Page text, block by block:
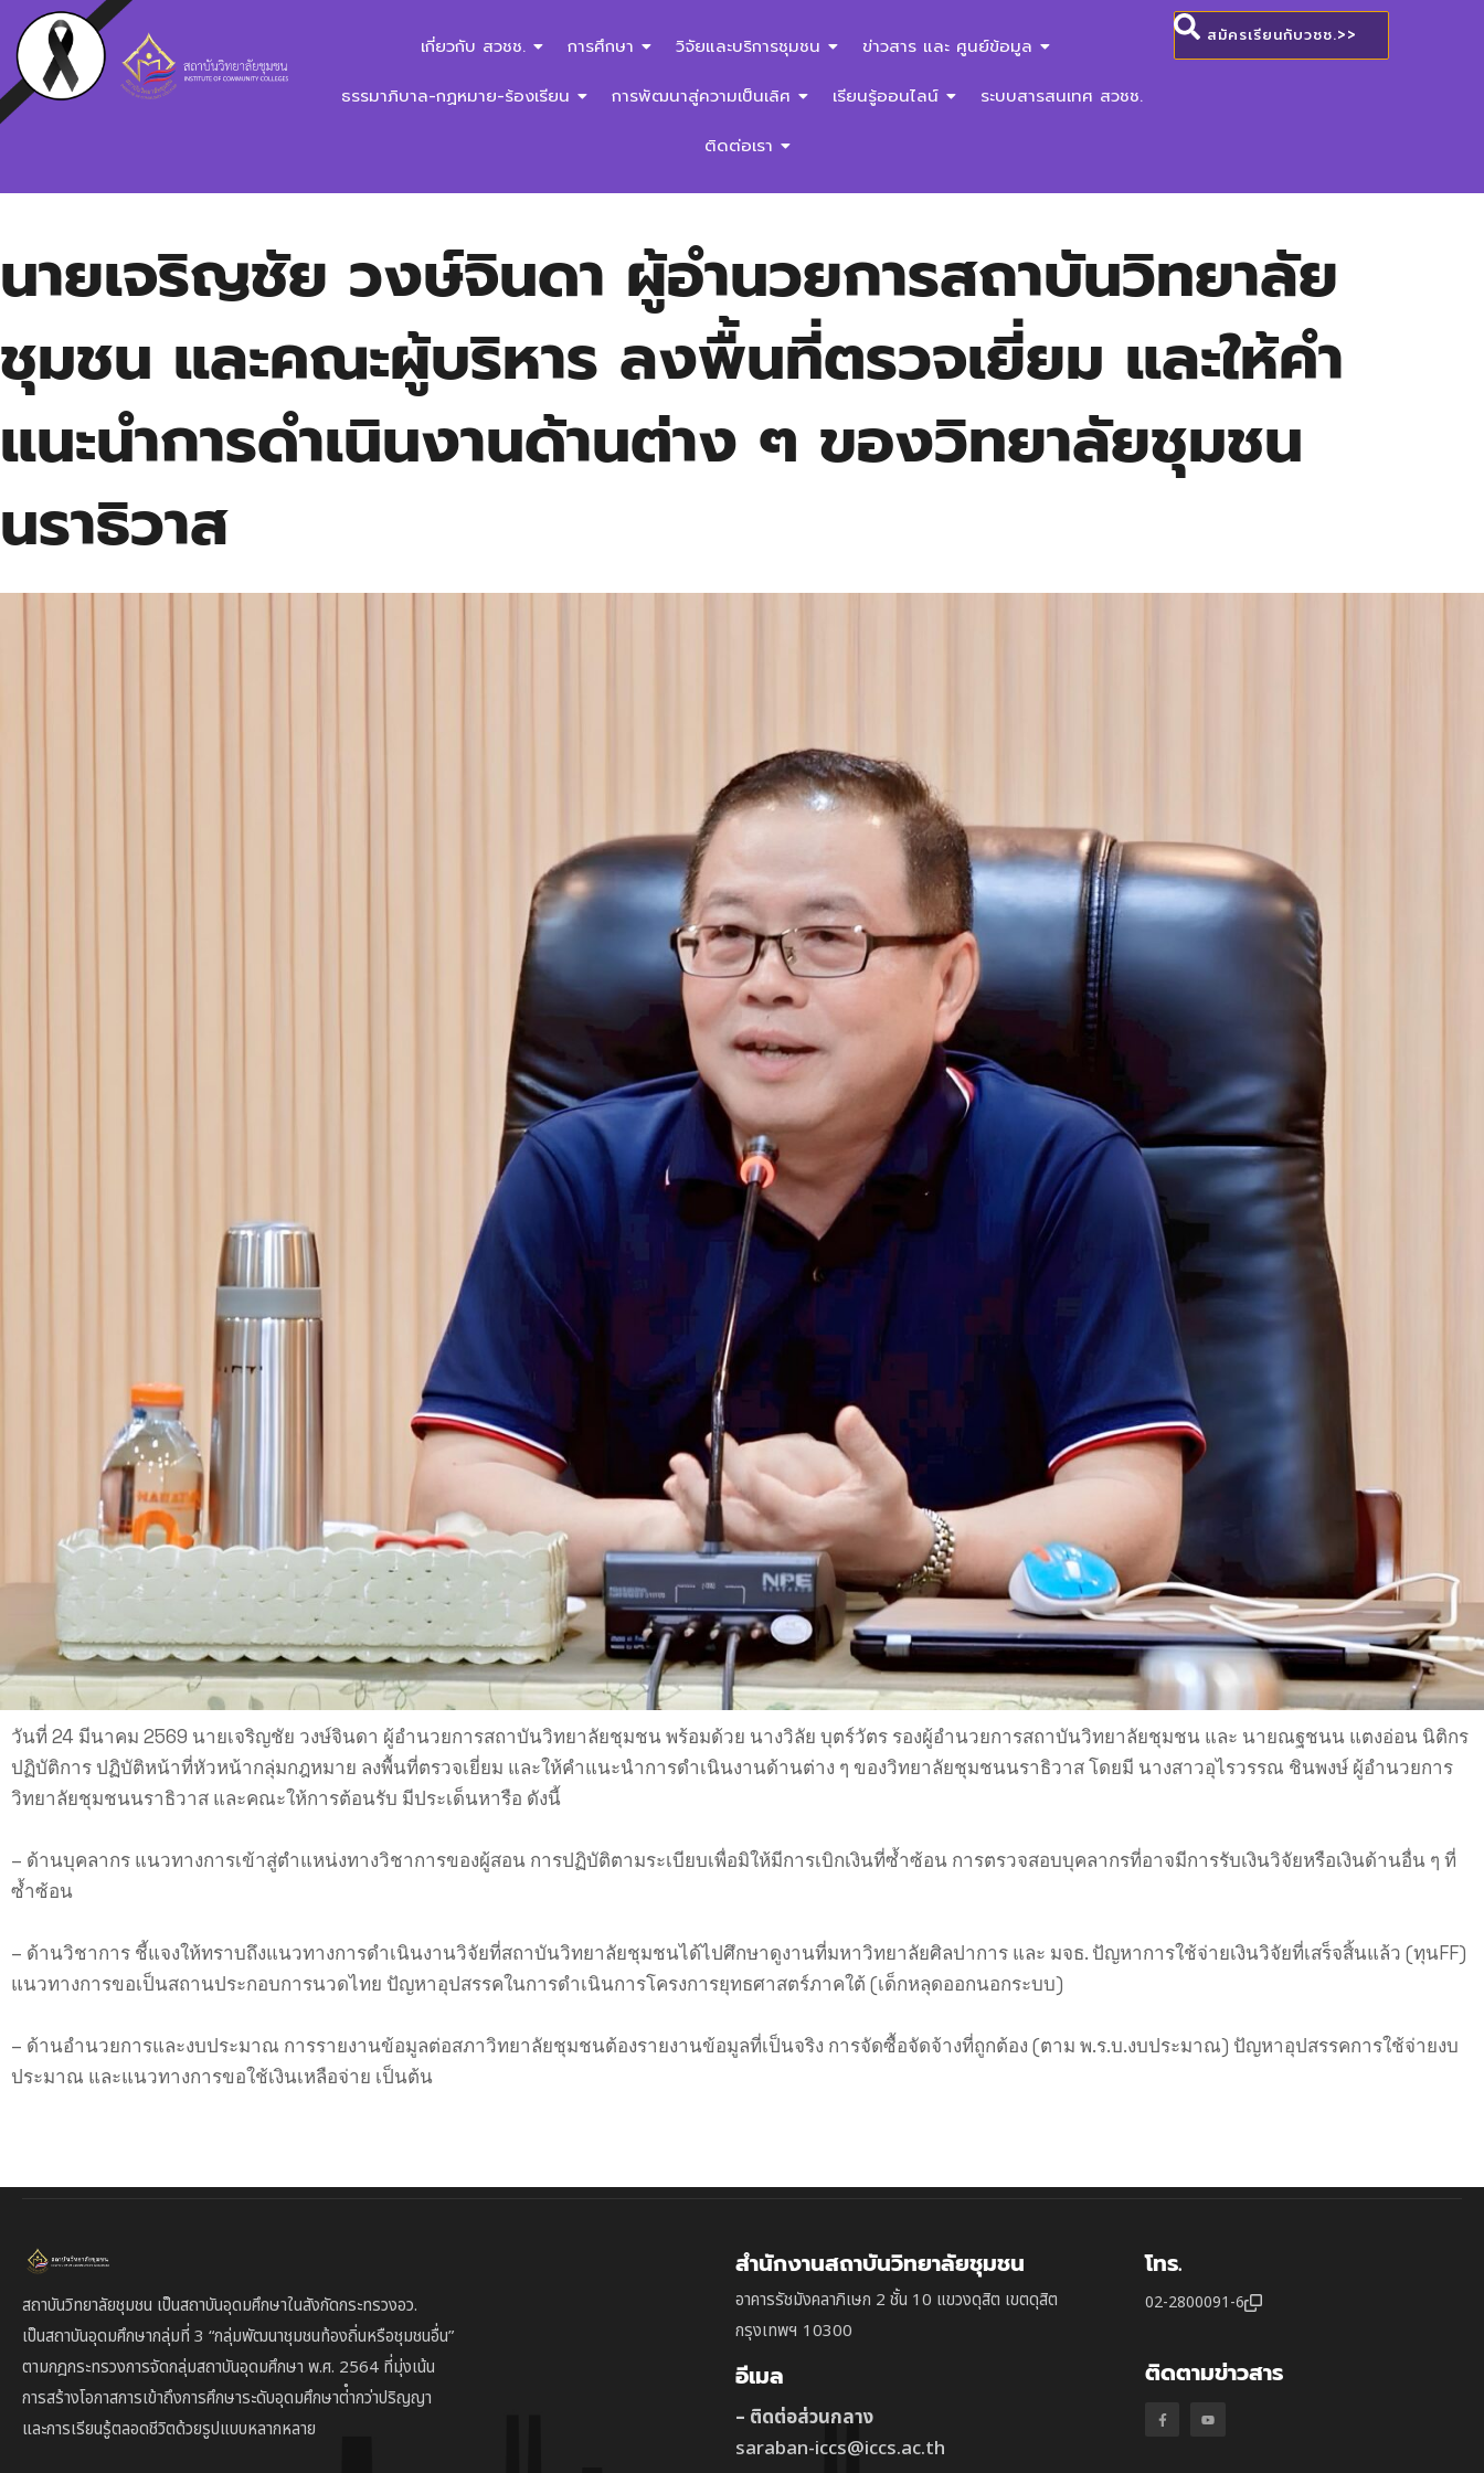
เกี่ยวกับ สวชช. การศึกษา วิจัยและบริการชุมชน ข่าวสาร และ ศูนย์ข้อมูล
ธรรมาภิบาล-กฏหมาย-ร้องเรียน การพัฒนาสู่ความเป็นเลิศ เรียนรู้ออนไลน์ ระบบสารสนเทศ สวชช.
ติดต่อเรา
สมัครเรียนกับวชช.>>
นายเจริญชัย วงษ์จินดา ผู้อำนวยการสถาบันวิทยาลัย
ชุมชน และคณะผู้บริหาร ลงพื้นที่ตรวจเยี่ยม และให้คำ
แนะนำการดำเนินงานด้านต่าง ๆ ของวิทยาลัยชุมชน
นราธิวาส
วันที่ 24 มีนาคม 2569 นายเจริญชัย วงษ์จินดา ผู้อำนวยการสถาบันวิทยาลัยชุมชน พร้อมด้วย นางวิลัย บุตร์วัตร รองผู้อำนวยการสถาบันวิทยาลัยชุมชน และ นายณฐชนน แตงอ่อน นิติกร
ปฏิบัติการ ปฏิบัติหน้าที่หัวหน้ากลุ่มกฎหมาย ลงพื้นที่ตรวจเยี่ยม และให้คำแนะนำการดำเนินงานด้านต่าง ๆ ของวิทยาลัยชุมชนนราธิวาส โดยมี นางสาวอุไรวรรณ ชินพงษ์ ผู้อำนวยการ
วิทยาลัยชุมชนนราธิวาส และคณะให้การต้อนรับ มีประเด็นหารือ ดังนี้
– ด้านบุคลากร แนวทางการเข้าสู่ตำแหน่งทางวิชาการของผู้สอน การปฏิบัติตามระเบียบเพื่อมิให้มีการเบิกเงินที่ซ้ำซ้อน การตรวจสอบบุคลากรที่อาจมีการรับเงินวิจัยหรือเงินด้านอื่น ๆ ที่
ซ้ำซ้อน
– ด้านวิชาการ ชี้แจงให้ทราบถึงแนวทางการดำเนินงานวิจัยที่สถาบันวิทยาลัยชุมชนได้ไปศึกษาดูงานที่มหาวิทยาลัยศิลปาการ และ มจธ. ปัญหาการใช้จ่ายเงินวิจัยที่เสร็จสิ้นแล้ว (ทุนFF)
แนวทางการขอเป็นสถานประกอบการนวดไทย ปัญหาอุปสรรคในการดำเนินการโครงการยุทธศาสตร์ภาคใต้ (เด็กหลุดออกนอกระบบ)
– ด้านอำนวยการและงบประมาณ การรายงานข้อมูลต่อสภาวิทยาลัยชุมชนต้องรายงานข้อมูลที่เป็นจริง การจัดซื้อจัดจ้างที่ถูกต้อง (ตาม พ.ร.บ.งบประมาณ) ปัญหาอุปสรรคการใช้จ่ายงบ
ประมาณ และแนวทางการขอใช้เงินเหลือจ่าย เป็นต้น
สถาบันวิทยาลัยชุมชน เป็นสถาบันอุดมศึกษาในสังกัดกระทรวงอว.
เป็นสถาบันอุดมศึกษากลุ่มที่ 3 “กลุ่มพัฒนาชุมชนท้องถิ่นหรือชุมชนอื่น”
ตามกฎกระทรวงการจัดกลุ่มสถาบันอุดมศึกษา พ.ศ. 2564 ที่มุ่งเน้น
การสร้างโอกาสการเข้าถึงการศึกษาระดับอุดมศึกษาต่ํากว่าปริญญา
และการเรียนรู้ตลอดชีวิตด้วยรูปแบบหลากหลาย
สำนักงานสถาบันวิทยาลัยชุมชน
อาคารรัชมังคลาภิเษก 2 ชั้น 10 แขวงดุสิต เขตดุสิต
กรุงเทพฯ 10300
อีเมล
– ติดต่อส่วนกลาง
saraban-iccs@iccs.ac.th
โทร.
02-2800091-6
ติดตามข่าวสาร